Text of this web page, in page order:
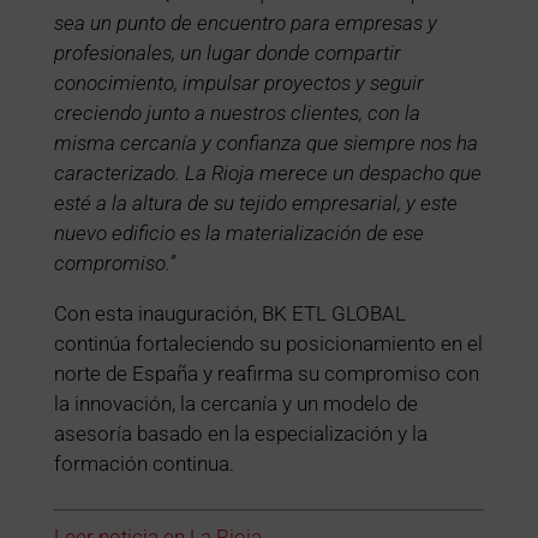
sea un punto de encuentro para empresas y
profesionales, un lugar donde compartir
conocimiento, impulsar proyectos y seguir
creciendo junto a nuestros clientes, con la
misma cercanía y confianza que siempre nos ha
caracterizado. La Rioja merece un despacho que
esté a la altura de su tejido empresarial, y este
nuevo edificio es la materialización de ese
compromiso.”
Con esta inauguración, BK ETL GLOBAL
continúa fortaleciendo su posicionamiento en el
norte de España y reafirma su compromiso con
la innovación, la cercanía y un modelo de
asesoría basado en la especialización y la
formación continua.